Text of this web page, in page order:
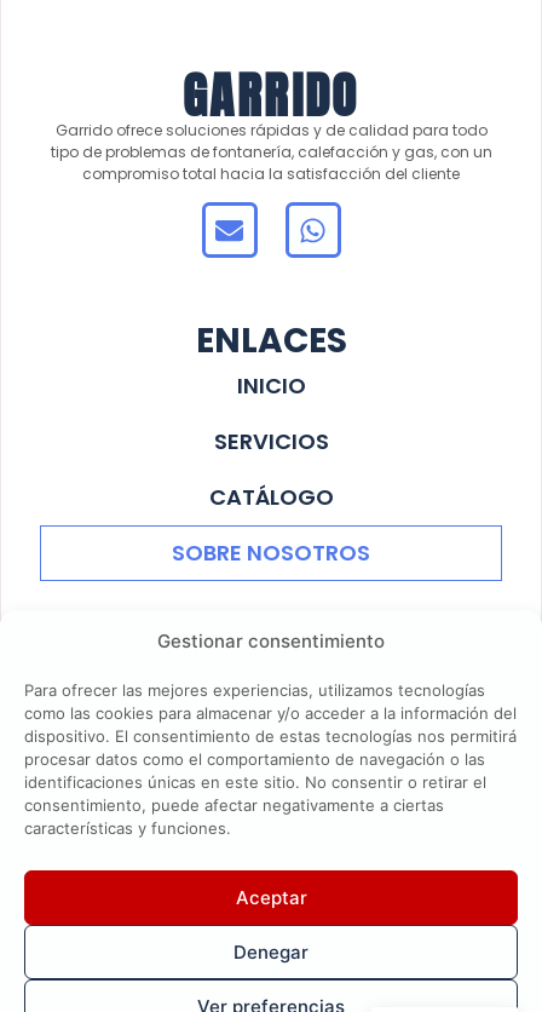
Gestionar consentimiento
Para ofrecer las mejores experiencias, utilizamos tecnologías
como las cookies para almacenar y/o acceder a la información del
dispositivo. El consentimiento de estas tecnologías nos permitirá
procesar datos como el comportamiento de navegación o las
identificaciones únicas en este sitio. No consentir o retirar el
consentimiento, puede afectar negativamente a ciertas
características y funciones.
Aceptar
Denegar
Ver preferencias
GARRIDO
Garrido ofrece soluciones rápidas y de calidad para todo
tipo de problemas de fontanería, calefacción y gas, con un
compromiso total hacia la satisfacción del cliente
ENLACES
INICIO
SERVICIOS
CATÁLOGO
SOBRE NOSOTROS
lodosano@gmail.com
Calle Olivar 16, Lodosa (Navarra)
POLÍTICA DE PRIVACIDAD